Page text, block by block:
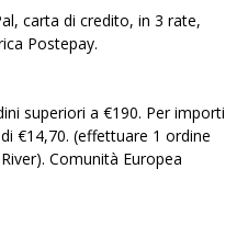
carta di credito, in 3 rate,
Postepay.
superiori a €190. Per importi
€14,70. (effettuare 1 ordine
Comunità Europea